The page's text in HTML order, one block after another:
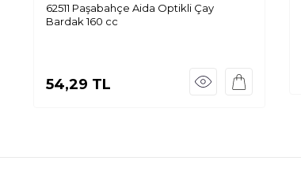
62511 Paşabahçe Aida Optikli Çay
Bardak 160 cc
54,29 TL